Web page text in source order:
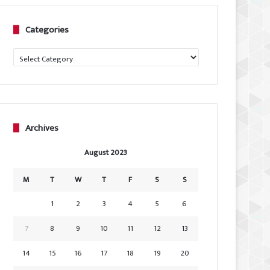
Categories
Categories
Archives
August 2023
M T W T F S
S
1
2 3 4 5
6
7
8 9 10 11 12
13
14
15 16 17 18 19 20